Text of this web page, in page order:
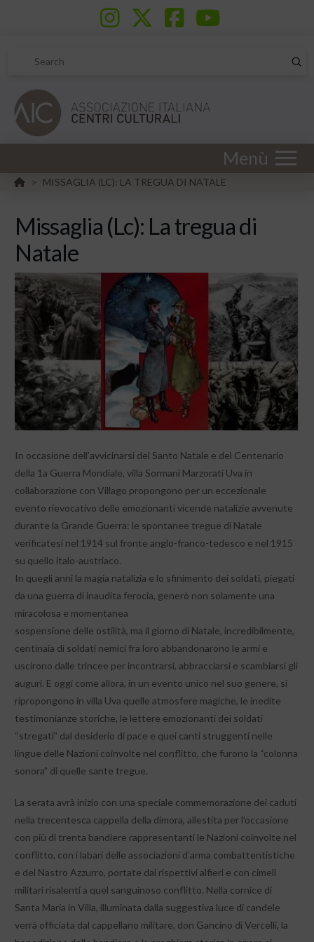
Search
Menù
HOME
> MISSAGLIA (LC): LA TREGUA DI NATALE
Missaglia (Lc): La tregua di
Natale
In occasione dell’avvicinarsi del Santo Natale e del Centenario
della 1a Guerra Mondiale, villa Sormani Marzorati Uva in
collaborazione con Villago propongono per un eccezionale
evento rievocativo delle emozionanti vicende natalizie avvenute
durante la Grande Guerra: le spontanee tregue di Natale
verificatesi nel 1914 sul fronte anglo-franco-tedesco e nel 1915
su quello italo-austriaco.
In quegli anni la magia natalizia e lo sfinimento dei soldati, piegati
da una guerra di inaudita ferocia, generò non solamente una
miracolosa e momentanea
sospensione delle ostilità, ma il giorno di Natale, incredibilmente,
centinaia di soldati nemici fra loro abbandonarono le armi e
uscirono dalle trincee per incontrarsi, abbracciarsi e scambiarsi gli
auguri. E oggi come allora, in un evento unico nel suo genere, si
ripropongono in villa Uva quelle atmosfere magiche, le inedite
testimonianze storiche, le lettere emozionanti dei soldati
“stregati” dal desiderio di pace e quei canti struggenti nelle
lingue delle Nazioni coinvolte nel conflitto, che furono la “colonna
sonora” di quelle sante tregue.
La serata avrà inizio con una speciale commemorazione dei caduti
nella trecentesca cappella della dimora, allestita per l’occasione
con più di trenta bandiere rappresentanti le Nazioni coinvolte nel
conflitto, con i labari delle associazioni d’arma combattentistiche
e del Nastro Azzurro, portate dai rispettivi alfieri e con cimeli
militari risalenti a quel sanguinoso conflitto. Nella cornice di
Santa Maria in Villa, illuminata dalla suggestiva luce di candele
verrà officiata dal cappellano militare, don Gancino di Vercelli, la